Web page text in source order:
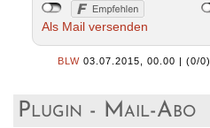
Als Mail versenden
BLW 03.07.2015, 00.00 | (0/0)
Plugin - Mail-Abo